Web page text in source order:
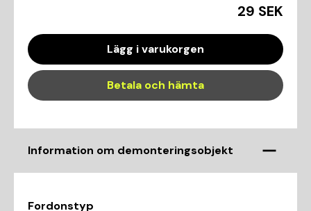
29 SEK
Lägg i varukorgen
Betala och hämta
Information om demonteringsobjekt
Fordonstyp